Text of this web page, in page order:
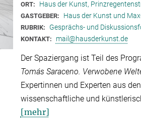
ORT: Haus der Kunst,
GASTGEBER: Haus der Kunst und
RUBRIK: Gesprächs- und
KONTAKT: mail@hausderkunst.de
Der Spaziergang ist Teil des
Tomás Saraceno. Verwobene
Expertinnen und Experten aus
wissenschaftliche und
[mehr]